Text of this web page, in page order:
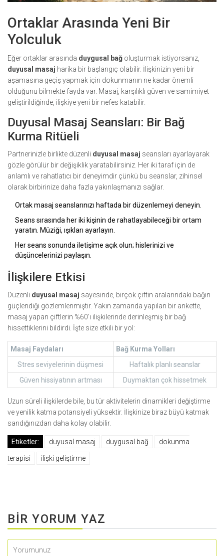
Ortaklar Arasında Yeni Bir
Yolculuk
Eğer ortaklar arasında duygusal bağ oluşturmak istiyorsanız,
duyusal masaj harika bir başlangıç olabilir. İlişkinizin yeni bir
aşamasına geçiş yapmak için dokunmanın ne kadar önemli
olduğunu bilmekte fayda var. Masaj, karşılıklı güven ve samimiyet
geliştirildiğinde, ilişkiye yeni bir nefes katabilir.
Duyusal Masaj Seansları: Bir Bağ
Kurma Ritüeli
Partnerinizle birlikte düzenli duyusal masaj seansları ayarlayarak
gözle görülür bir değişiklik yaratabilirsiniz. Her iki taraf için de
anlamlı ve rahatlatıcı bir deneyimdir çünkü bu seanslar, zihinsel
olarak birbirinize daha fazla yakınlaşmanızı sağlar.
Ortak masaj seanslarınızı haftada bir düzenlemeyi deneyin.
Seans sırasında her iki kişinin de rahatlayabileceği bir ortam
yaratın. Müziği, ışıkları ayarlayın.
Her seans sonunda iletişime açık olun; hislerinizi ve
düşüncelerinizi paylaşın.
İlişkilere Etkisi
Düzenli duyusal masaj sayesinde, birçok çiftin aralarındaki bağın
güçlendiği gözlemlenmiştir. Yakın zamanda yapılan bir ankette,
masaj yapan çiftlerin %60'ı ilişkilerinde derinleşmiş bir bağ
hissettiklerini bildirdi. İşte size etkili bir yol:
Masaj Faydaları
Bağ Kurma Yolları
Stres seviyelerinin düşmesi
Haftalık planlı seanslar
Güven hissiyatının artması
Duymaktan çok hissetmek
Uzun süreli ilişkilerde bile, bu tür aktivitelerin dinamikleri değiştirme
ve yenilik katma potansiyeli yüksektir. İlişkinize biraz büyü katmak
sandığınızdan daha kolay olabilir.
Etiketler: duyusal masaj duygusal bağ dokunma
terapisi ilişki geliştirme
BIR YORUM YAZ